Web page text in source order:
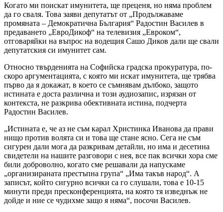
Когато ми поискат имунитета, ще преценя, но няма проблем
да го сваля. Това заяви депутатът от „Продължаваме
промяната – Демократична България“ Радостин Василев в
предаването „ЕвроДикоф“ на телевизия „Евроком“,
отговаряйки на въпрос на водещия Сашо Диков дали ще свали
депутатския си имунитет сам.
Относно твърденията на Софийска градска прокуратура, по-
скоро аргументацията, с която ми искат имунитета, ще трябва
първо да я докажат, в което се съмнявам дълбоко, защото
истината е доста различна и този аудиозапис, изрязан от
контекста, не разкрива обективната истина, подчерта
Радостин Василев.
„Истината е, че аз не съм карал Христинка Иванова да прави
нищо против волята си и това ще стане ясно. Сега не съм
сигурен дали мога да разкривам детайли, но има и десетина
свидетели на нашите разговори с нея, все пак всички хора сме
били доброволно, когато сме решавали да напускаме
„организираната престъпна група“ „Има такъв народ“. А
записът, който сигурно всички са го слушали, това е 10-15
минути преди пресконференцията, на която тя изведнъж не
дойде и ние се чудихме защо я няма“, посочи Василев.